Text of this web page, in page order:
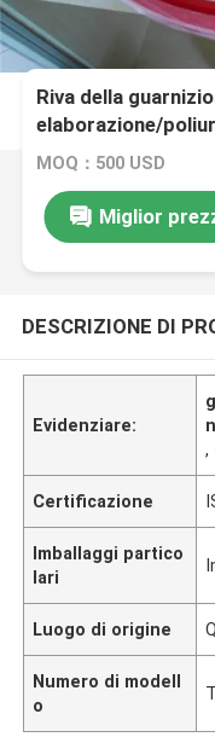
Riva della
elaborazione/
un'alta resistenza
MOQ：500 USD
Miglior
DESCRIZIONE DI
Evidenziare:
,
Certificazione
Imballaggi partico
lari
Luogo di origine
Numero di modell
o